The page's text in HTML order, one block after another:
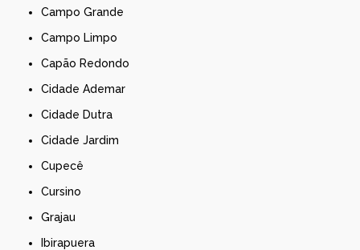
Campo Grande
Campo Limpo
Capão Redondo
Cidade Ademar
Cidade Dutra
Cidade Jardim
Cupecê
Cursino
Grajau
Ibirapuera